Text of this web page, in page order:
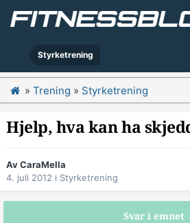
Styrketrening
» Trening » Styrketrening
Hjelp, hva kan ha
AvCaraMella
4. juli 2012 i Styrketrening
Svar i emnet